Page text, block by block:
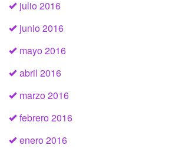
julio 2016
junio 2016
mayo 2016
abril 2016
marzo 2016
febrero 2016
enero 2016